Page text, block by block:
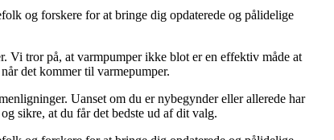
og forskere for at bringe dig opdaterede og pålidelige
Vi tror på, at varmpumper ikke blot er en effektiv måde at
det kommer til varmepumper.
Uanset om du er nybegynder eller allerede har
sikre, at du får det bedste ud af dit valg.